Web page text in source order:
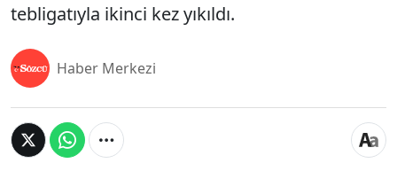
tebligatıyla ikinci kez yıkıldı.
Haber Merkezi